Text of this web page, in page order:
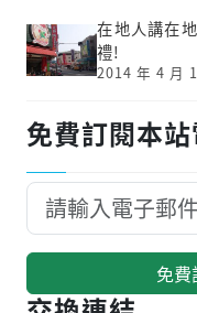
在地人講在
禮!
2014 年 4 月
免費訂閱本
免費